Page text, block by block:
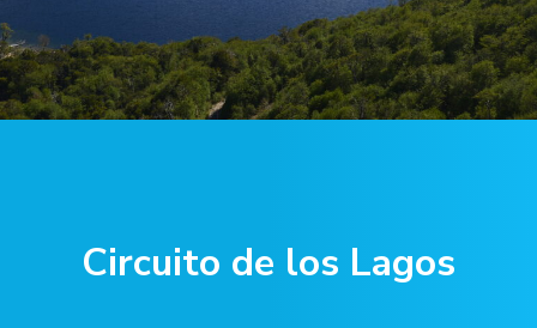
Circuito de los Lagos